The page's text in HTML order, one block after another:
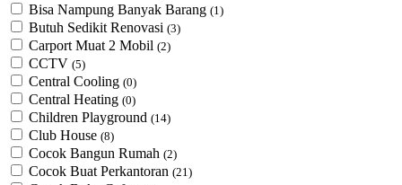
Bisa Nampung Banyak Barang (1)
Butuh Sedikit Renovasi (3)
Carport Muat 2 Mobil (2)
CCTV (5)
Central Cooling (0)
Central Heating (0)
Children Playground (14)
Club House (8)
Cocok Bangun Rumah (2)
Cocok Buat Perkantoran (21)